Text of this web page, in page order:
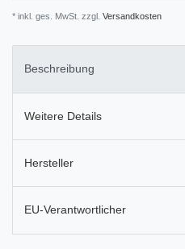
* inkl. ges. MwSt. zzgl. Versandkosten
Beschreibung
Weitere Details
Hersteller
EU-Verantwortlicher